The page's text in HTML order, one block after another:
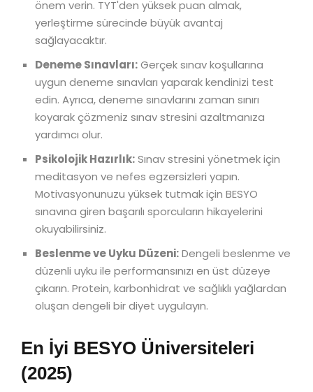
önem verin. TYT'den yüksek puan almak,
yerleştirme sürecinde büyük avantaj
sağlayacaktır.
Deneme Sınavları:Gerçek sınav koşullarına
uygun deneme sınavları yaparak kendinizi test
edin. Ayrıca, deneme sınavlarını zaman sınırı
koyarak çözmeniz sınav stresini azaltmanıza
yardımcı olur.
Psikolojik Hazırlık:Sınav stresini yönetmek için
meditasyon ve nefes egzersizleri yapın.
Motivasyonunuzu yüksek tutmak için BESYO
sınavına giren başarılı sporcuların hikayelerini
okuyabilirsiniz.
Beslenme ve Uyku Düzeni:Dengeli beslenme ve
düzenli uyku ile performansınızı en üst düzeye
çıkarın. Protein, karbonhidrat ve sağlıklı yağlardan
oluşan dengeli bir diyet uygulayın.
En İyi BESYO Üniversiteleri
(2025)